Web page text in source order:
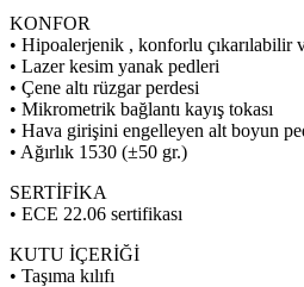
KONFOR
• Hipoalerjenik , konforlu çıkarılabilir
• Lazer kesim yanak pedleri
• Çene altı rüzgar perdesi
• Mikrometrik bağlantı kayış tokası
• Hava girişini engelleyen alt boyun
• Ağırlık 1530 (±50 gr.)
SERTİFİKA
• ECE 22.06 sertifikası
KUTU İÇERİĞİ
• Taşıma kılıfı